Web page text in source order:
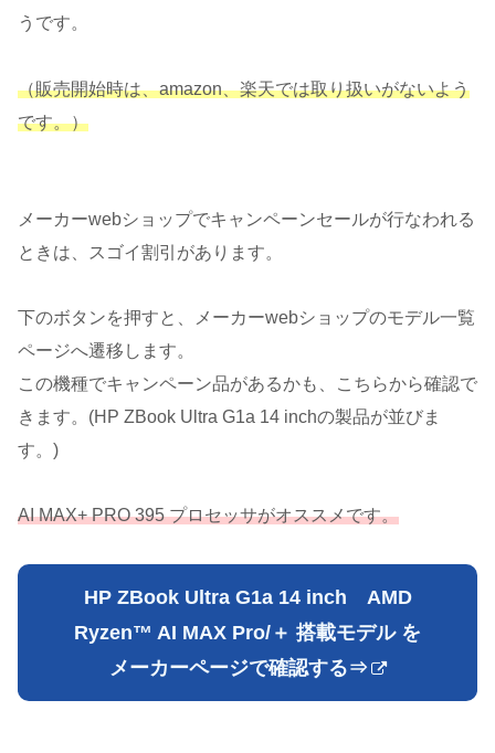
うです。
（販売開始時は、amazon、楽天では取り扱いがないよう
です。）
メーカーwebショップでキャンペーンセールが行なわれる
ときは、スゴイ割引があります。
下のボタンを押すと、メーカーwebショップのモデル一覧
ページへ遷移します。
この機種でキャンペーン品があるかも、こちらから確認で
きます。(HP ZBook Ultra G1a 14 inchの製品が並びま
す。)
AI MAX+ PRO 395 プロセッサがオススメです。
HP ZBook Ultra G1a 14 inch
AMD
Ryzen™ AI MAX Pro/＋ 搭載モデル を
メーカーページで確認する⇒